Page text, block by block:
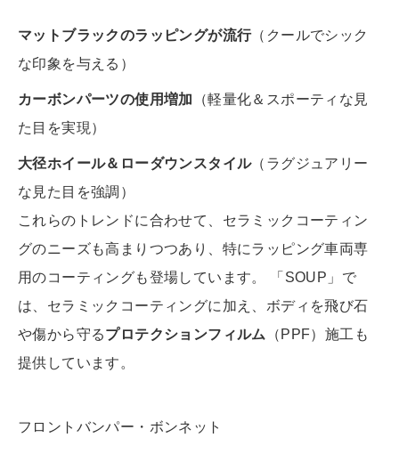
マットブラックのラッピングが流行（クールでシック
な印象を与える）
カーボンパーツの使用増加
（軽量化＆スポーティな見
た目を実現）
大径ホイール＆ローダウンスタイル（ラグジュアリー
な見た目を強調）
これらのトレンドに合わせて、セラミックコーティン
グのニーズも高まりつつあり、特にラッピング車両専
用のコーティングも登場しています。 「SOUP」で
は、セラミックコーティングに加え、ボディを飛び石
や傷から守るプロテクションフィルム
（PPF）施工も
提供しています。
フロントバンパー・ボンネット